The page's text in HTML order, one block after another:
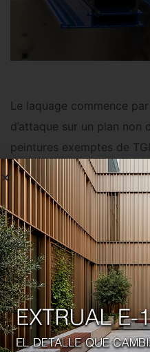
Le laquage commence
d’attaque sur un plan non
peintures exemptes de
environnemental et
réglementations liées.
Le processus de laquage
propriétés de haute
offrant une gamme
répondre aux exigences
secteurs:Brillants, mats,
métallisés,etc..